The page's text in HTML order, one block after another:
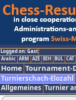
Logged on: Gast
Arabic ARM AZE BIH BUL CAT
Home Tournament-
Turnierschach-Elozahl
Allgemeines Turnier